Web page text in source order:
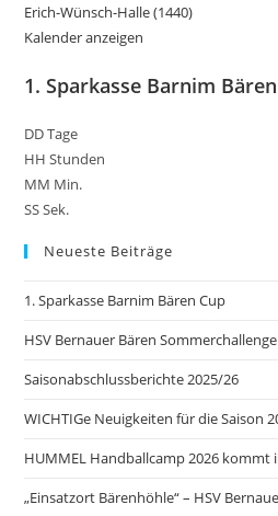
Erich-Wünsch-Halle (1440)
Kalender anzeigen
1. Sparkasse Barnim
DDTage
HH Stunden
MM Min.
SSSek.
Neueste Beiträge
1. Sparkasse Barnim Bären Cup
HSV Bernauer Bären
Saisonabschlussberichte 2025/26
WICHTIGe Neuigkeiten für die Saison
HUMMEL Handballcamp 2026 kommt
„Einsatzort Bärenhöhle“ – HSV